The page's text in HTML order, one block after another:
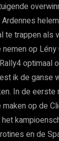
te trappen als
op
optimaal
ik de
In de
op de
en de